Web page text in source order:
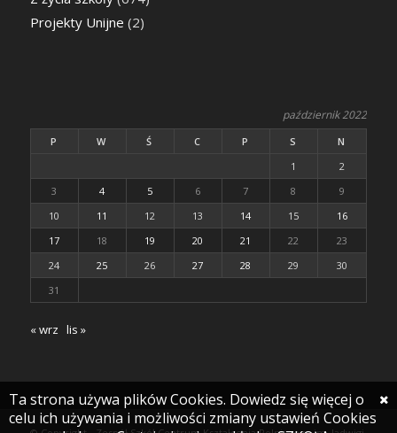
Projekty Unijne (2)
październik 2022
P W Ś C P S
N
1
2
3
4 5 6 7 8
9
10
11 12 13 14 15
16
17
18 19 20 21 22
23
24
25 26 27 28 29
30
31
« wrz lis »
Ta strona używa plików Cookies. Dowiedz się więcej o
celu ich używania i możliwości zmiany ustawień Cookies